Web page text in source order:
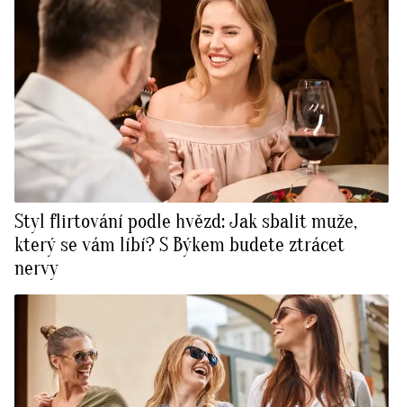
Styl flirtování podle hvězd: Jak sbalit muže,
který se vám líbí? S Býkem budete ztrácet
nervy